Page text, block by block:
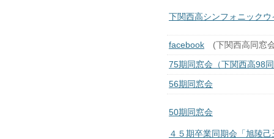
下関西高シンフォニックウ
facebook (下関西高同窓
75期同窓会（下関西高98
56期同窓会
50期同窓会
４５期卒業同期会「旭陵